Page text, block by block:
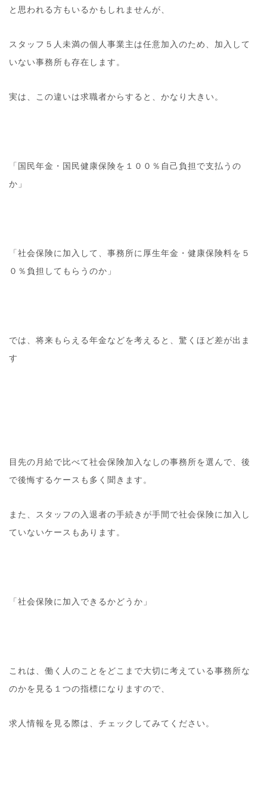
と思われる方もいるかもしれませんが、
スタッフ５人未満の個人事業主は任意加入のため、加入して
いない事務所も存在します。
実は、この違いは求職者からすると、かなり大きい。
「国民年金・国民健康保険を１００％自己負担で支払うの
か」
「社会保険に加入して、事務所に厚生年金・健康保険料を５
０％負担してもらうのか」
では、将来もらえる年金などを考えると、驚くほど差が出ま
す
目先の月給で比べて社会保険加入なしの事務所を選んで、後
で後悔するケースも多く聞きます。
また、スタッフの入退者の手続きが手間で社会保険に加入し
ていないケースもあります。
「社会保険に加入できるかどうか」
これは、働く人のことをどこまで大切に考えている事務所な
のかを見る１つの指標になりますので、
求人情報を見る際は、チェックしてみてください。